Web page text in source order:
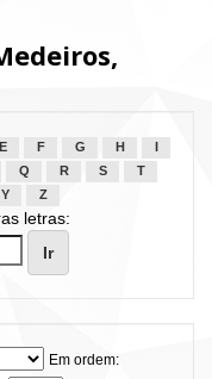
E F G H
Q R S
T
Y Z
letras:
Em ordem: